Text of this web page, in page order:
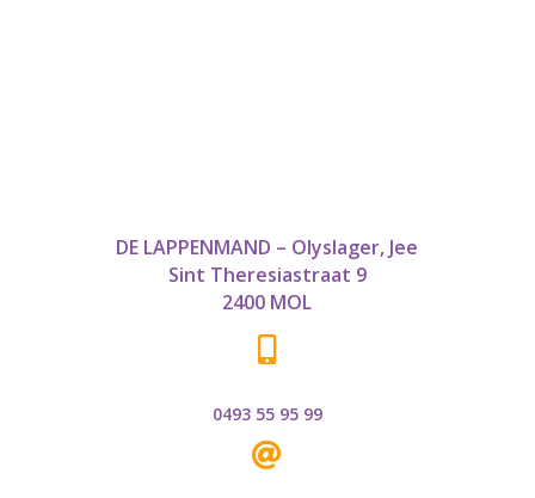
DE LAPPENMAND – Olyslager, Jee
Sint Theresiastraat 9
2400 MOL

0493 55 95 99
